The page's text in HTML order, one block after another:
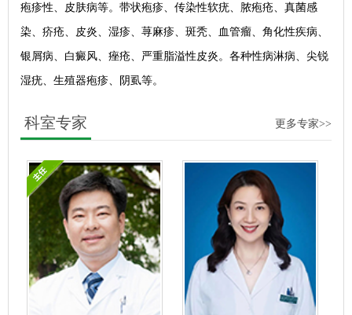
疱疹性、皮肤病等。带状疱疹、传染性软疣、脓疱疮、真菌感
染、疥疮、皮炎、湿疹、荨麻疹、斑秃、血管瘤、角化性疾病、
银屑病、白癜风、痤疮、严重脂溢性皮炎。各种性病淋病、尖锐
湿疣、生殖器疱疹、阴虱等。
更多专家>>
科室专家